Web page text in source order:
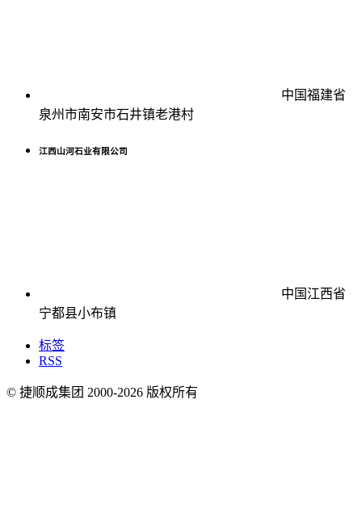
中国福建省
泉州市南安市石井镇老港村
江西山河石业有限公司
中国江西省
宁都县小布镇
标签
RSS
© 捷顺成集团 2000-2026 版权所有